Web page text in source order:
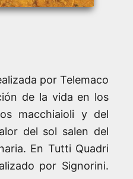
por Telemaco
de la vida en los
macchiaioli y del
del sol salen del
En Tutti Quadri
por Signorini.